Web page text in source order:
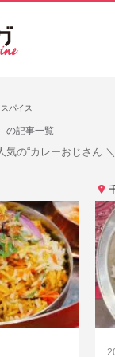
パイス
の記事一覧
気の“カレーおじさん